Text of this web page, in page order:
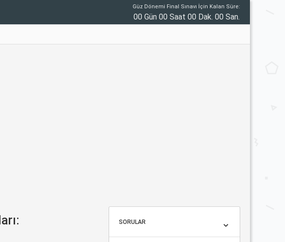
Güz Dönemi Final Sınavı İçin Kalan Süre:
00 Gün 00 Saat 00 Dak. 00 San.
SORULAR